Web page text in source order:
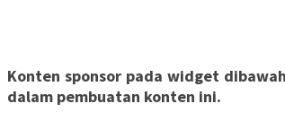
Konten sponsor pada widget
dalam pembuatan konten ini.